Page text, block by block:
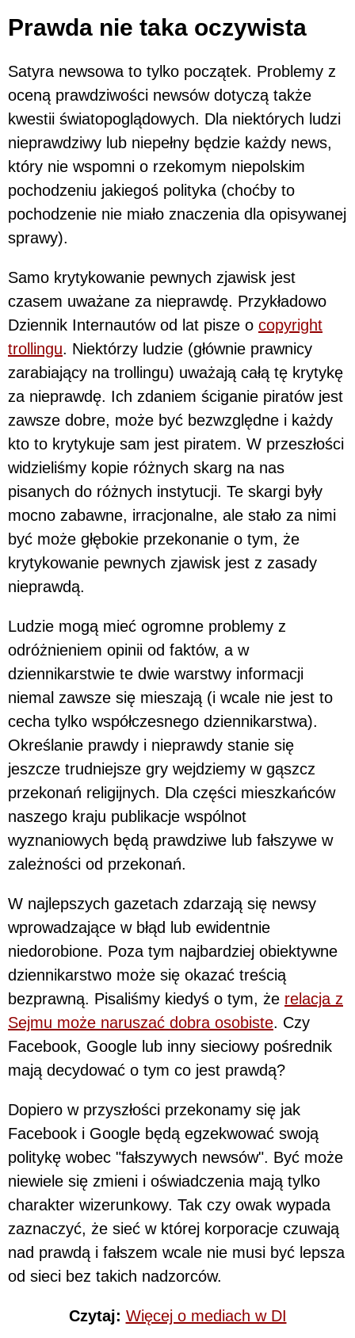
Prawda nie taka oczywista
Satyra newsowa to tylko początek. Problemy z
oceną prawdziwości newsów dotyczą także
kwestii światopoglądowych. Dla niektórych ludzi
nieprawdziwy lub niepełny będzie każdy news,
który nie wspomni o rzekomym niepolskim
pochodzeniu jakiegoś polityka (choćby to
pochodzenie nie miało znaczenia dla opisywanej
sprawy).
Samo krytykowanie pewnych zjawisk jest
czasem uważane za nieprawdę. Przykładowo
Dziennik Internautów od lat pisze o copyright
trollingu. Niektórzy ludzie (głównie prawnicy
zarabiający na trollingu) uważają całą tę krytykę
za nieprawdę. Ich zdaniem ściganie piratów jest
zawsze dobre, może być bezwzględne i każdy
kto to krytykuje sam jest piratem. W przeszłości
widzieliśmy kopie różnych skarg na nas
pisanych do różnych instytucji. Te skargi były
mocno zabawne, irracjonalne, ale stało za nimi
być może głębokie przekonanie o tym, że
krytykowanie pewnych zjawisk jest z zasady
nieprawdą.
Ludzie mogą mieć ogromne problemy z
odróżnieniem opinii od faktów, a w
dziennikarstwie te dwie warstwy informacji
niemal zawsze się mieszają (i wcale nie jest to
cecha tylko współczesnego dziennikarstwa).
Określanie prawdy i nieprawdy stanie się
jeszcze trudniejsze gry wejdziemy w gąszcz
przekonań religijnych. Dla części mieszkańców
naszego kraju publikacje wspólnot
wyznaniowych będą prawdziwe lub fałszywe w
zależności od przekonań.
W najlepszych gazetach zdarzają się newsy
wprowadzające w błąd lub ewidentnie
niedorobione. Poza tym najbardziej obiektywne
dziennikarstwo może się okazać treścią
bezprawną. Pisaliśmy kiedyś o tym, że relacja z
Sejmu może naruszać dobra osobiste. Czy
Facebook, Google lub inny sieciowy pośrednik
mają decydować o tym co jest prawdą?
Dopiero w przyszłości przekonamy się jak
Facebook i Google będą egzekwować swoją
politykę wobec "fałszywych newsów". Być może
niewiele się zmieni i oświadczenia mają tylko
charakter wizerunkowy. Tak czy owak wypada
zaznaczyć, że sieć w której korporacje czuwają
nad prawdą i fałszem wcale nie musi być lepsza
od sieci bez takich nadzorców.
Czytaj: Więcej o mediach w DI